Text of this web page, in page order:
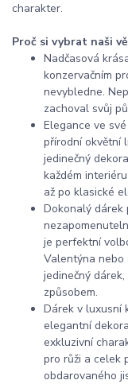
charakter.
Proč si vybrat naši
Nadčasová
konzervačním
nevybledne.
zachoval svůj
Elegance ve
přírodní okvětní
jedinečný
každém
až po klasické
Dokonalý
je perfektní
Valentýna nebo
jedinečný
způsobem.
Dárek v luxusní
elegantní
exkluzivní
pro růži a celek
obdarovaného